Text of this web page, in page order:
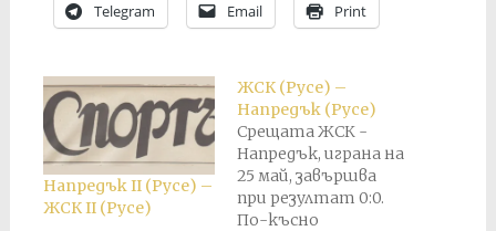
Telegram Email Print
Напредък II (Русе) –
ЖСК II (Русе)
ЖСК (Русе) –
Напредък (Русе)
Срещата ЖСК -
Напредък, играна на
25 май, завършва
при резултат 0:0.
По-късно